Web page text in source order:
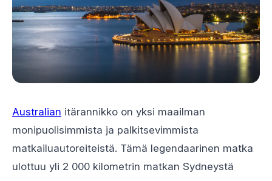
Australian itärannikko on yksi maailman
monipuolisimmista ja palkitsevimmista
matkailuautoreiteistä. Tämä legendaarinen matka
ulottuu yli 2 000 kilometrin matkan Sydneystä